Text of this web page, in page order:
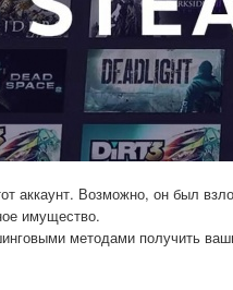
аккаунт. Возможно, он был
имущество.
методами получить